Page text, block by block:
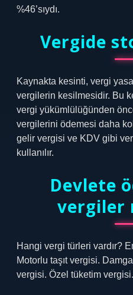
%46’sıydı.
Vergide
Kaynakta kesinti, vergi
vergilerin kesilmesidir. Bu
vergi yükümlülüğünden
vergilerini ödemesi daha
gelir vergisi ve KDV gibi
kullanılır.
Devlete
vergiler
Hangi vergi türleri vardır?
Motorlu taşıt vergisi.
vergisi. Özel tüketim